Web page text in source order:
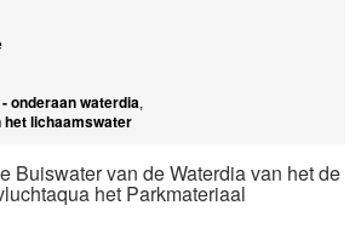
onderaan waterdia,
het lichaamswater
Buiswater van de Waterdia van het de
het Parkmateriaal